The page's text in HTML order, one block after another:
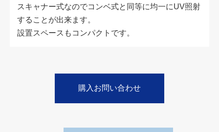
スキャナー式なのでコンベ式と同等に均一にUV照射
することが出来ます。
設置スペースもコンパクトです。